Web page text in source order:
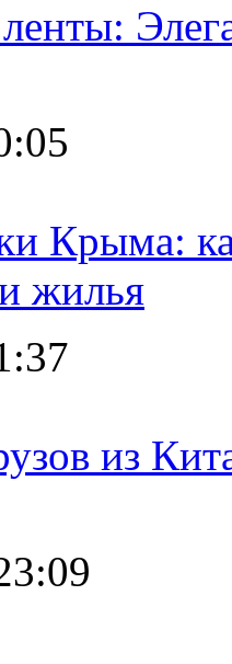
Крыма:
жилья
из